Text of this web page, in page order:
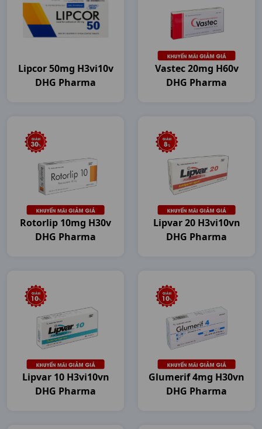
Lipcor 50mg H3vi10v
DHG Pharma
Vastec 20mg H60v
DHG Pharma
Rotorlip 10mg H30v
DHG Pharma
Lipvar 20 H3vi10vn
DHG Pharma
Lipvar 10 H3vi10vn
DHG Pharma
Glumerif 4mg H30vn
DHG Pharma